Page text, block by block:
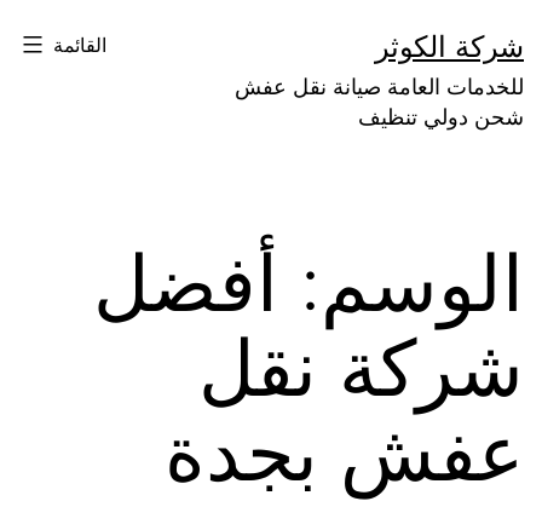
إلى
المحتوى
شركة الكوثر
للخدمات العامة صيانة نقل عفش
شحن دولي تنظيف
القائمة
الوسم: أفضل
شركة نقل
عفش بجدة